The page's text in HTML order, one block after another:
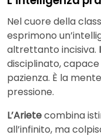
Nel cuore della
esprimono
altrettanto incisiva.
disciplinato,
pazienza. È la
pressione.
L’Arietecombina
all’infinito, ma